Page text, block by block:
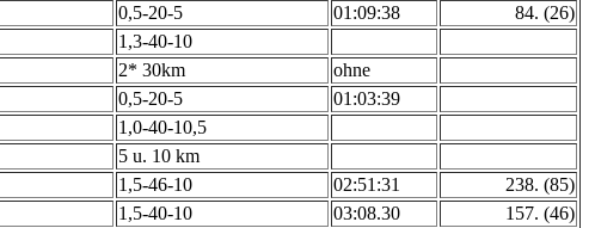
0,5-20-5 01:09:38
84. (26)
1,3-40-10
2* 30km
ohne
0,5-20-5
01:03:39
1,0-40-10,5
5 u. 10 km
1,5-46-10 02:51:31
238. (85)
1,5-40-10 03:08.30
157. (46)